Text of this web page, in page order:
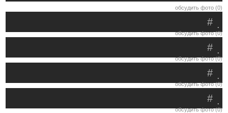
обсудить фото (0)
.
#
обсудить фото (0)
.
#
обсудить фото (0)
.
#
обсудить фото (0)
.
#
обсудить фото (0)